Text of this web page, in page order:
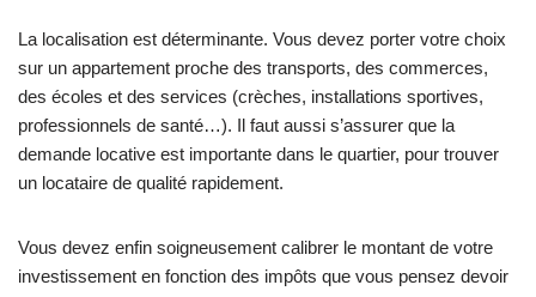
La localisation est déterminante. Vous devez porter votre choix
sur un appartement proche des transports, des commerces,
des écoles et des services (crèches, installations sportives,
professionnels de santé…). Il faut aussi s’assurer que la
demande locative est importante dans le quartier, pour trouver
un locataire de qualité rapidement.
Vous devez enfin soigneusement calibrer le montant de votre
investissement en fonction des impôts que vous pensez devoir